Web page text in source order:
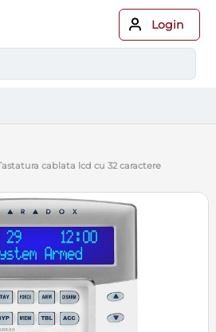
Login
tastatura cablata lcd cu 32 caractere